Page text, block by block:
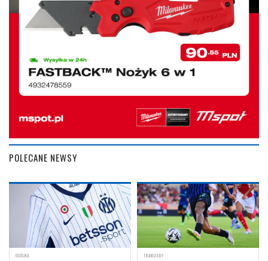
POLECANE NEWSY
OGÓLNA TRANSFERY